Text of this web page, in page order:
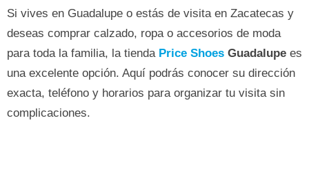
Si vives en Guadalupe o estás de visita en Zacatecas y
deseas comprar calzado, ropa o accesorios de moda
para toda la familia, la tienda Price Shoes Guadalupe es
una excelente opción. Aquí podrás conocer su dirección
exacta, teléfono y horarios para organizar tu visita sin
complicaciones.